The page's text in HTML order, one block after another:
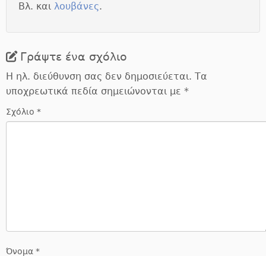
Βλ. και λουβάνες.
Γράψτε ένα σχόλιο
Η ηλ. διεύθυνση σας δεν δημοσιεύεται. Τα
υποχρεωτικά πεδία σημειώνονται με *
Σχόλιο *
Όνομα *